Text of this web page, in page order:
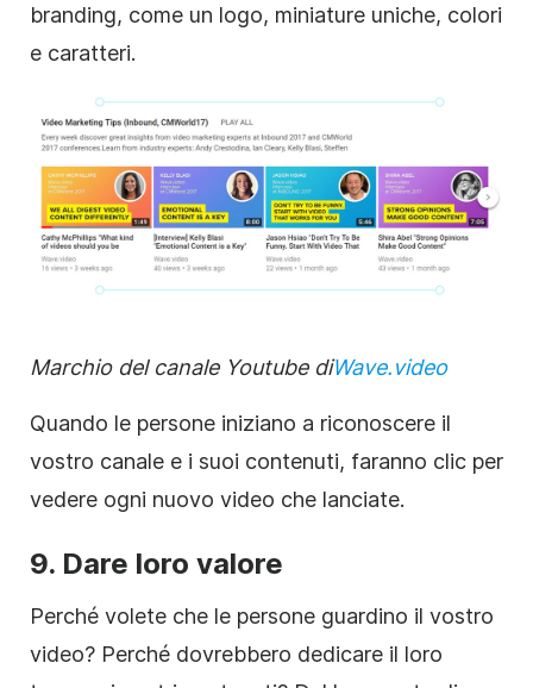
branding, come un logo, miniature uniche, colori
e caratteri.
Marchio del canale Youtube diWave.video
Quando le persone iniziano a riconoscere il
vostro canale e i suoi contenuti, faranno clic per
vedere ogni nuovo video che lanciate.
9. Dare loro valore
Perché volete che le persone guardino il vostro
video? Perché dovrebbero dedicare il loro